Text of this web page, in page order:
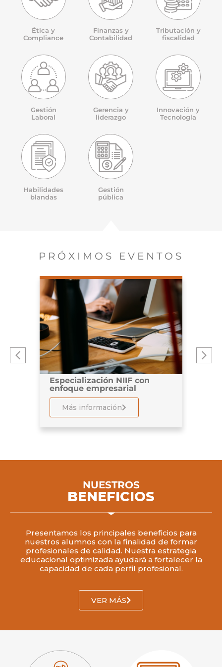
Ética y
Compliance
Finanzas y
Contabilidad
Tributación y
fiscalidad
Gestión
Laboral
Gerencia y
liderazgo
Innovación y
Tecnología
Habilidades
blandas
Gestión
pública
PRÓXIMOS EVENTOS
Especialización NIIF con
enfoque empresarial
Más información
NUESTROS
BENEFICIOS
Presentamos los principales beneficios para
nuestros alumnos con la finalidad de formar
profesionales de calidad. Nuestra estrategia
educacional optimizada ayudará a fortalecer la
capacidad de cada perfil profesional.
VER MÁS